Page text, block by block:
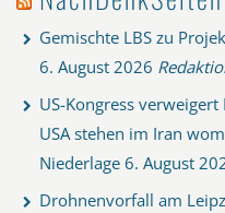
Gemischte LBS zu
6. August 2026
US-Kongress
USA stehen im Iran
Niederlage 6. August
Drohnenvorfall am